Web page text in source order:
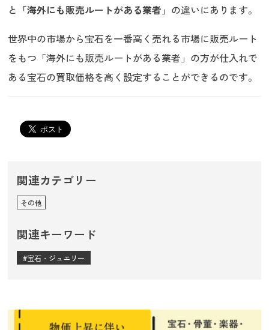
と 「海外にも販売ルートがある業者」 の違いにあります。
世界中の市場から宝石を一番高く売れる市場に販売ルート
をもつ「海外にも販売ルートがある業者」の方が仕入れで
ある宝石の買取価格を高く設定することができるのです。
関連カテゴリー
その他
関連キーワード
宝石・ジュエリー